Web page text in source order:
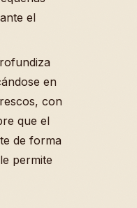
el
en
con
que el
de forma
permite